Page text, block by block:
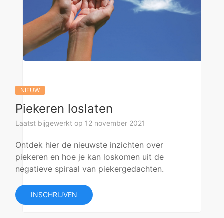
NIEUW
Piekeren loslaten
Laatst bijgewerkt op 12 november 2021
Ontdek hier de nieuwste inzichten over
piekeren en hoe je kan loskomen uit de
negatieve spiraal van piekergedachten.
INSCHRIJVEN